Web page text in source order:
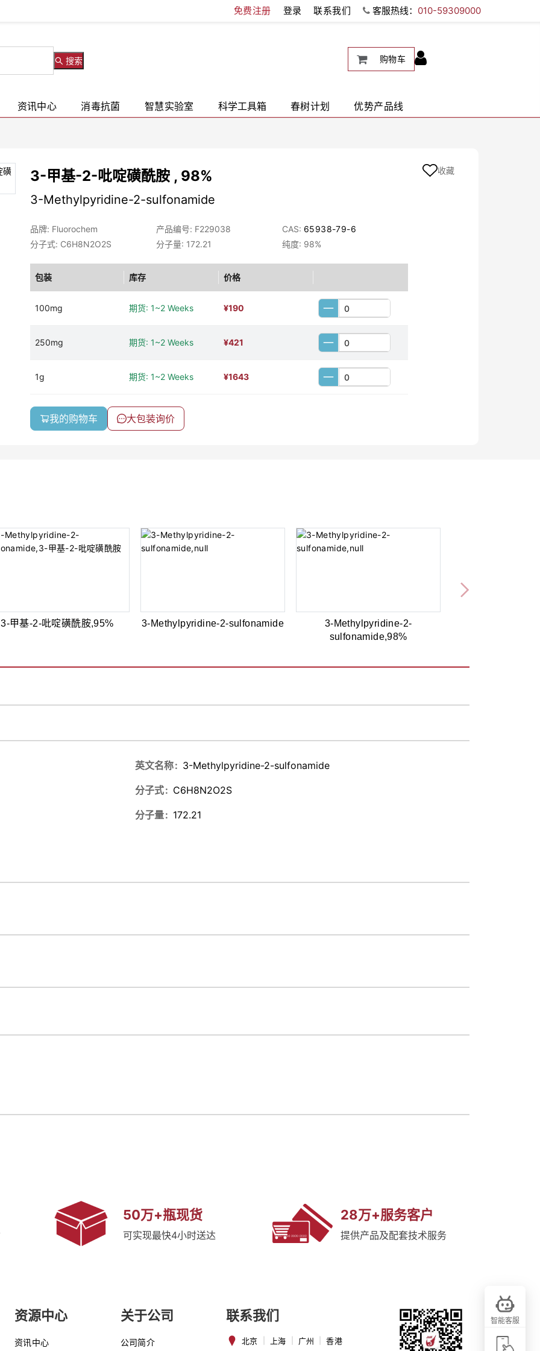
免费注册 登录 联系我们 客服热线： 010-59309000
搜索 购物车
资讯中心 消毒抗菌 智慧实验室 科学工具箱 春树计划 优势产品线
3-甲基-2-吡啶磺酰胺 , 98%
3-Methylpyridine-2-sulfonamide
品牌: Fluorochem 产品编号: F229038 CAS: 65938-79-6
分子式: C6H8N2O2S
分子量: 172.21 纯度: 98%
包装 库存 价格
100mg 期货: 1~2 Weeks ¥190
250mg 期货: 1~2 Weeks ¥421
1g 期货: 1~2 Weeks ¥1643
我的购物车 大包装询价
收藏
3-甲基-2-吡啶磺酰胺,95% 3-Methylpyridine-2-sulfonamide
3-Methylpyridine-2-
sulfonamide,98%
英文名称 3-Methylpyridine-2-sulfonamide
分子式 C6H8N2O2S
分子量 172.21
50万+瓶现货
可实现最快4小时送达
28万+服务客户
提供产品及配套技术服务
资源中心
资讯中心
关于公司
公司简介
联系我们
北京 上海 广州 香港
智能客服